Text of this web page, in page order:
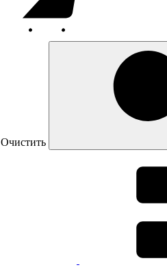
Очистить